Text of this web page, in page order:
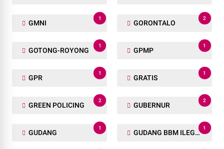
GMNI
1
GORONTALO
2
GOTONG-ROYONG
1
GPMP
1
GPR
1
GRATIS
1
GREEN POLICING
2
GUBERNUR
2
GUDANG
1
GUDANG BBM ILEGAL
1